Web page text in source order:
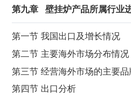
第九章 壁挂炉产品所属行业
第一节 我国出口及增长情况
第二节 主要海外市场分布情况
第三节 经营海外市场的主要品
第四节 出口分析